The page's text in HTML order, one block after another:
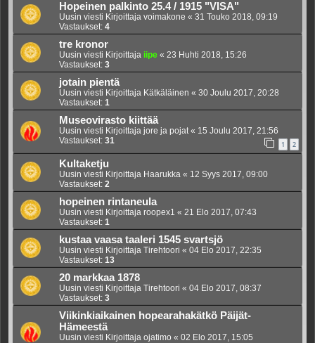
Hopeinen palkinto 25.4 / 1915 "VISA"
Uusin viesti Kirjoittaja voimakone « 31 Touko 2018, 09:19
Vastaukset: 4
tre kronor
Uusin viesti Kirjoittaja iipe « 23 Huhti 2018, 15:26
Vastaukset: 3
jotain pientä
Uusin viesti Kirjoittaja Kätkäläinen « 30 Joulu 2017, 20:28
Vastaukset: 1
Museovirasto kiittää
Uusin viesti Kirjoittaja jore ja pojat« 15 Joulu 2017, 21:56
Vastaukset: 31 1 2
Kultaketju
Uusin viesti Kirjoittaja Haarukka « 12 Syys 2017, 09:00
Vastaukset: 2
hopeinen rintaneula
Uusin viesti Kirjoittaja roopex1 « 21 Elo 2017, 07:43
Vastaukset: 1
kustaa vaasa taaleri 1545 svartsjö
Uusin viesti Kirjoittaja Tirehtoori « 04 Elo 2017, 22:35
Vastaukset: 13
20 markkaa 1878
Uusin viesti Kirjoittaja Tirehtoori « 04 Elo 2017, 08:37
Vastaukset: 3
Viikinkiaikainen hopearahakätkö Päijät-
Hämeestä
Uusin viesti Kirjoittaja ojatimo « 02 Elo 2017, 15:05